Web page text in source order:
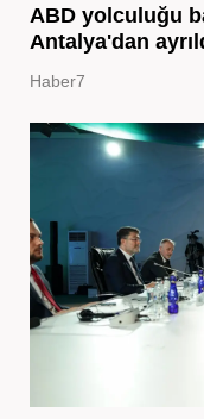
ABD yolculuğu
Antalya'dan
Haber7